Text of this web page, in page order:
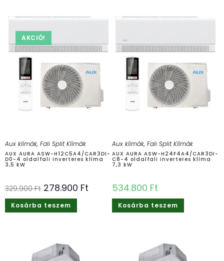
AKCIÓ!
Aux klímák, Fali Split Klímák
AUX AURA ASW-H12C5A4/CAR3DI-
D0-4 oldalfali inverteres klíma
3,5 kW
329.900Ft 278.900 Ft
Kosárba teszem
Aux klímák, Fali Split Klímák
AUX AURA ASW-H24F4A4/CAR3DI-
C8-4 oldalfali inverteres klíma
7,3 kW
534.800 Ft
Kosárba teszem